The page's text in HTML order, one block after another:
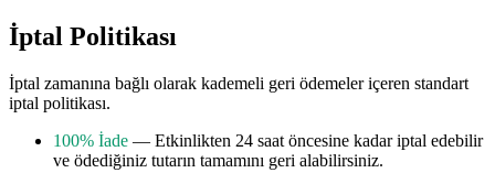
İptal Politikası
İptal zamanına bağlı olarak kademeli geri ödemeler içeren standart
iptal politikası.
100% İade — Etkinlikten 24 saat öncesine kadar iptal edebilir
ve ödediğiniz tutarın tamamını geri alabilirsiniz.